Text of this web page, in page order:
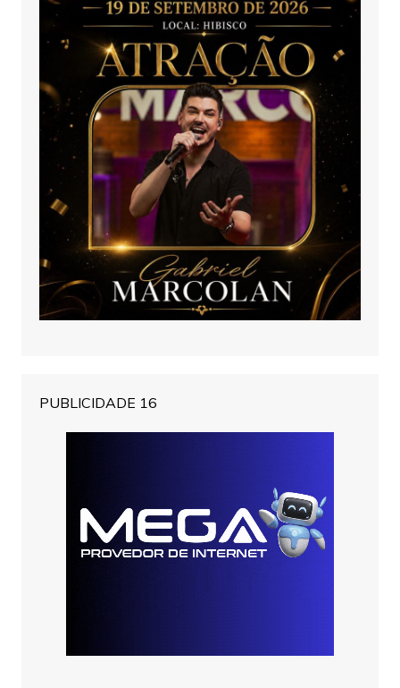
PUBLICIDADE 16